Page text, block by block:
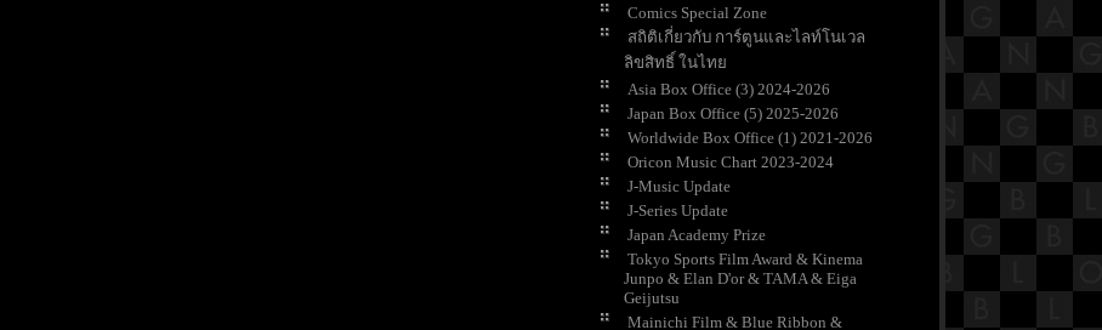
Comics Special Zone
สถิติเกี่ยวกับ การ์ตูนและไลท์โนเวล
ลิขสิทธิ์ ในไท
Asia Box Office (3) 2024-2026
Japan Box Office (5) 2025-2026
Worldwide Box Office (1) 2021-2026
Oricon Music Chart 2023-2024
J-Music Update
J-Series Update
Japan Academy Prize
Tokyo Sports Film Award & Kinema
Junpo & Elan D'or & TAMA & Eiga
Geijutsu
Mainichi Film & Blue Ribbon &